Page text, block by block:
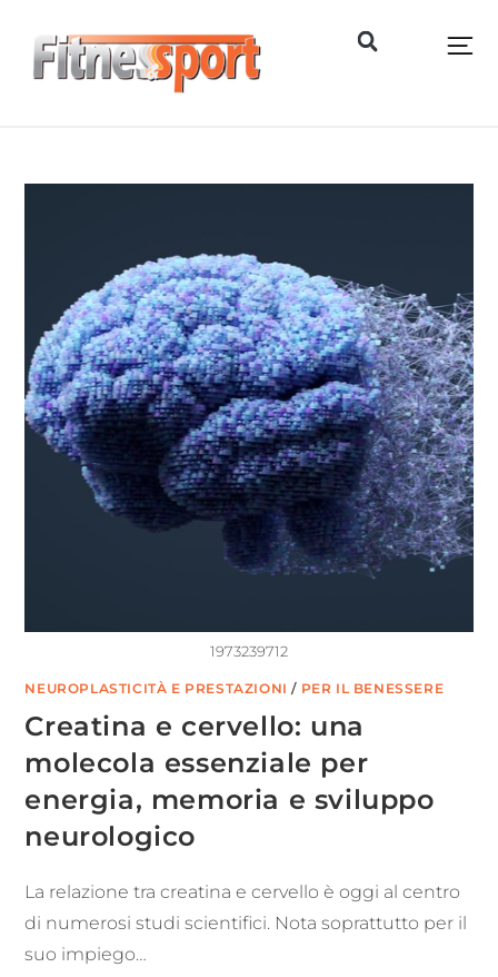
1973239712
NEUROPLASTICITÀ E PRESTAZIONI / PER IL BENESSERE
Creatina e cervello: una
molecola essenziale per
energia, memoria e sviluppo
neurologico
La relazione tra creatina e cervello è oggi al centro
di numerosi studi scientifici. Nota soprattutto per il
suo impiego…